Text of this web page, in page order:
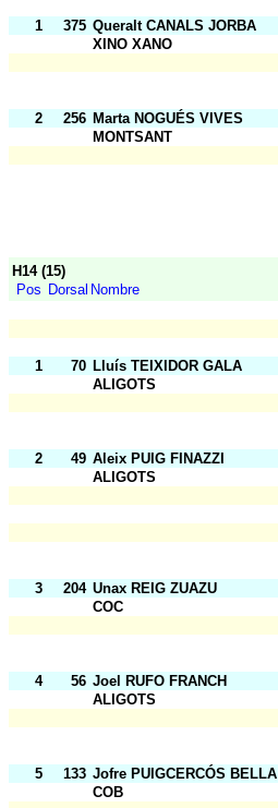
1 375 Queralt CANALS JORBA
XINO XANO
2 256 Marta NOGUÉS VIVES
MONTSANT
H14 (15)
Pos Dorsal Nombre
1 70 Lluís TEIXIDOR GALA
ALIGOTS
2 49 Aleix PUIG FINAZZI
ALIGOTS
3 204 Unax REIG ZUAZU
COC
4 56 Joel RUFO FRANCH
ALIGOTS
5 133 Jofre PUIGCERCÓS BELLA
COB